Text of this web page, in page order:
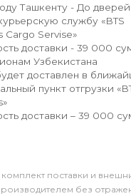
Ташкенту - До дверей
службу «BTS
Cargo Servise»
доставки - 39 000
Узбекистана
доставлен в
пункт отгрузки
доставки – 39 000
поставки и
без